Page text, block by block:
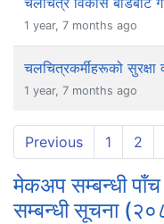
1 year, 7 months ago
चलचित्रकर्मीहरूको सुरक्षा
1 year, 7 months ago
Previous 1 2
मेकअप सम्बन्धी पाँच
सम्बन्धी सूचना